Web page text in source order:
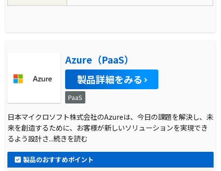
Azure（PaaS）
製品詳細をみる
PaaS
日本マイクロソフト株式会社のAzureは、今日の課題を解決し、未
来を創造するために、お客様が新しいソリューションを実現でき
るよう設計さ...続きを読む
製品のおすすめポイント